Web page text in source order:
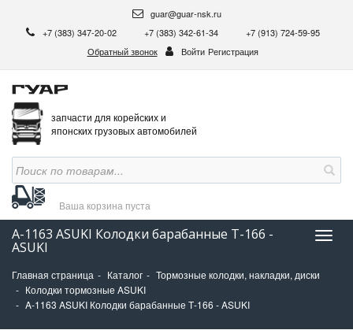
guar@guar-nsk.ru
+7 (383) 347-20-02
+7 (383) 342-61-34
+7 (913) 724-59-95
Обратный звонок
Войти Регистрация
запчасти для корейских и
японских грузовых автомобилей
Ваша корзина пуста
A-1163 ASUKI Колодки барабанные Т-166 -
ASUKI
Главная страница Каталог
Тормозные колодки, накладки, диски
Колодки тормозные ASUKI
A-1163 ASUKI Колодки барабанные Т-166 - ASUKI